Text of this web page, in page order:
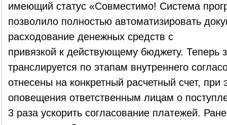
имеющий статус «Совместимо! Система
позволило полностью автоматизировать
расходование денежных средств с
привязкой к действующему бюджету. Теперь
транслируется по этапам внутреннего
отнесены на конкретный расчетный счет, при
оповещения ответственным лицам о
3 раза ускорить согласование платежей.